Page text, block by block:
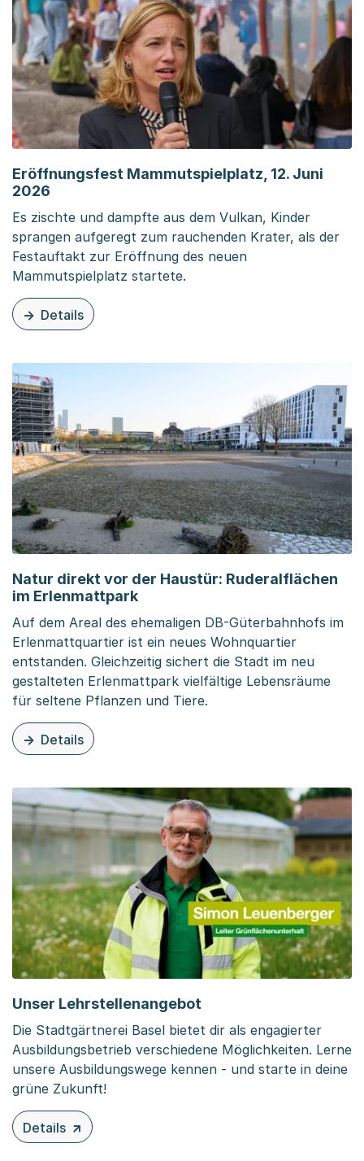
Eröffnungsfest Mammutspielplatz, 12. Juni
2026
Es zischte und dampfte aus dem Vulkan, Kinder
sprangen aufgeregt zum rauchenden Krater, als der
Festauftakt zur Eröffnung des neuen
Mammutspielplatz startete.
Details
zu dieser News: Eröffnungsfest Mammutspielplatz, 12.
Natur direkt vor der Haustür: Ruderalflächen
im Erlenmattpark
Auf dem Areal des ehemaligen DB-Güterbahnhofs im
Erlenmattquartier ist ein neues Wohnquartier
entstanden. Gleichzeitig sichert die Stadt im neu
gestalteten Erlenmattpark vielfältige Lebensräume
für seltene Pflanzen und Tiere.
Details
zu dieser News: Natur direkt vor der Haustür:
Unser Lehrstellenangebot
Die Stadtgärtnerei Basel bietet dir als engagierter
Ausbildungsbetrieb verschiedene Möglichkeiten. Lerne
unsere Ausbildungswege kennen - und starte in deine
grüne Zukunft!
Details
zu diesem Inhalt: Unser Lehrstellenangebot